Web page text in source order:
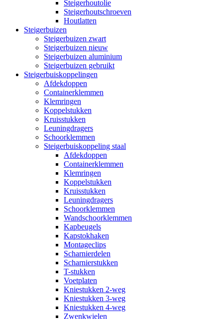
Steigerhoutolie
Steigerhoutschroeven
Houtlatten
Steigerbuizen
Steigerbuizen zwart
Steigerbuizen nieuw
Steigerbuizen aluminium
Steigerbuizen gebruikt
Steigerbuiskoppelingen
Afdekdoppen
Containerklemmen
Klemringen
Koppelstukken
Kruisstukken
Leuningdragers
Schoorklemmen
Steigerbuiskoppeling staal
Afdekdoppen
Containerklemmen
Klemringen
Koppelstukken
Kruisstukken
Leuningdragers
Schoorklemmen
Wandschoorklemmen
Kapbeugels
Kapstokhaken
Montageclips
Scharnierdelen
Scharnierstukken
T-stukken
Voetplaten
Kniestukken 2-weg
Kniestukken 3-weg
Kniestukken 4-weg
Zwenkwielen